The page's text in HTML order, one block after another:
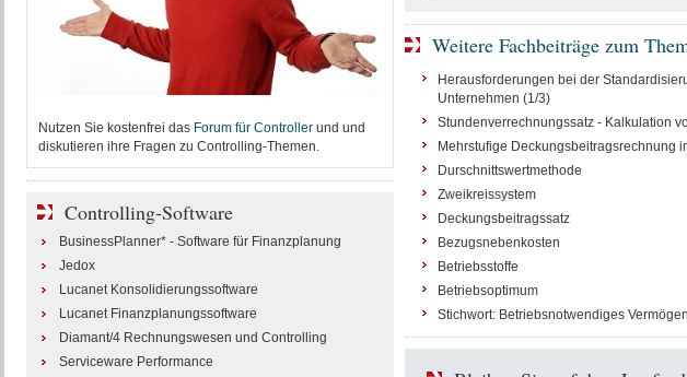
Weitere Fachbeiträge zum
Herausforderungen bei der
Unternehmen (1/3)
Stundenverrechnungssatz - Kalkulation
Mehrstufige Deckungsbeitragsrechnung
Durschnittswertmethode
Zweikreissystem
Deckungsbeitragssatz
Bezugsnebenkosten
Betriebsstoffe
Betriebsoptimum
Stichwort: Betriebsnotwendiges Vermögen
Nutzen Sie kostenfrei das Forum für Controllerund und
diskutieren ihre Fragen zu Controlling-Themen.
Controlling-Software
BusinessPlanner* - Software für Finanzplanung
Jedox
Lucanet Konsolidierungssoftware
Lucanet Finanzplanungssoftware
Diamant/4 Rechnungswesen und Controlling
Serviceware Performance